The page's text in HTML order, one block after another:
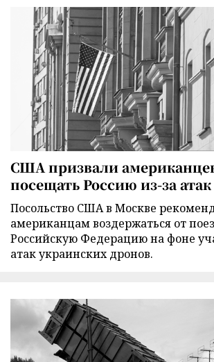
США призвали
посещать Россию из-за
Посольство США в Москве
американцам воздержаться от
Российскую Федерацию на фоне
атак украинских дронов.